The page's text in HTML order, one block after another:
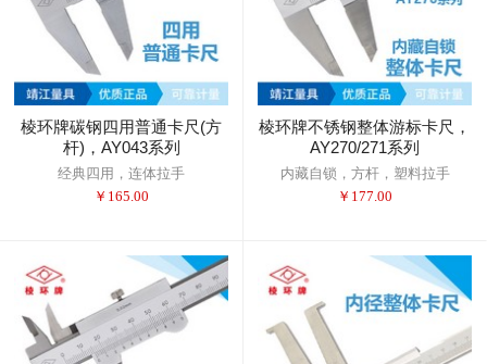
棱环牌碳钢四用普通卡尺(方
杆)，AY043系列
经典四用，连体拉手
￥ 165.00
棱环牌不锈钢整体游标卡尺，
AY270/271系列
内藏自锁，方杆，塑料拉手
￥ 177.00